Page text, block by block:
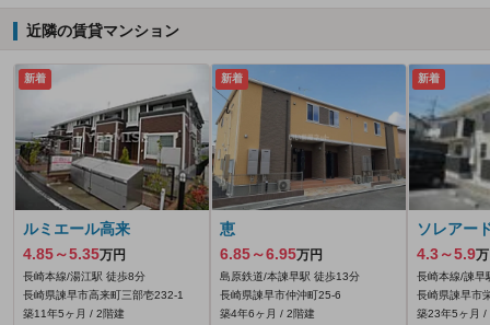
近隣の賃貸マンション
新着
ルミエール高来
4.85～5.35万円
長崎本線/湯江駅 徒歩8分
長崎県諫早市高来町三部壱232‐1
築11年5ヶ月 / 2階建
新着
恵
6.85～6.95万円
島原鉄道/本諫早駅 徒歩13分
長崎県諫早市仲沖町25-6
築4年6ヶ月 / 2階建
新着
ソレアー
4.3～5.9
長崎本線/諫早
長崎県諫早市
築23年5ヶ月 /